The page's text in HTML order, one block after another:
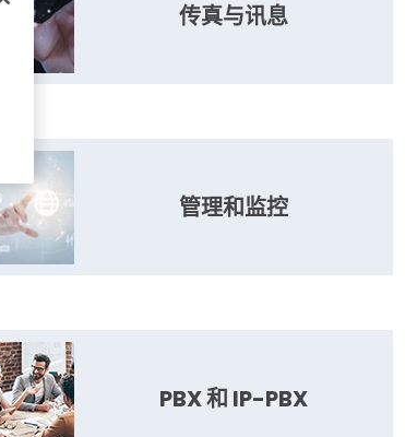
传真与讯息
管理和监控
PBX 和 IP-PBX